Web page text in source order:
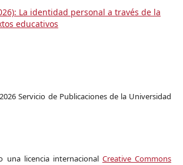
La identidad personal a través de la
educativos
Servicio de Publicaciones de la Universidad
una licencia internacional Creative Commons